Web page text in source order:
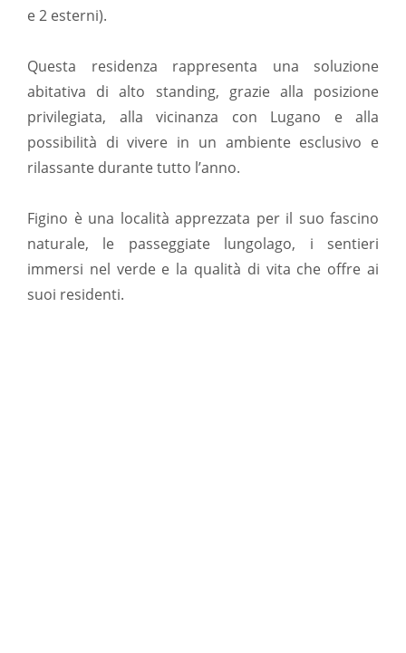
e 2 esterni).
Questa residenza rappresenta una soluzione
abitativa di alto standing, grazie alla posizione
privilegiata, alla vicinanza con Lugano e alla
possibilità di vivere in un ambiente esclusivo e
rilassante durante tutto l’anno.
Figino è una località apprezzata per il suo fascino
naturale, le passeggiate lungolago, i sentieri
immersi nel verde e la qualità di vita che offre ai
suoi residenti.